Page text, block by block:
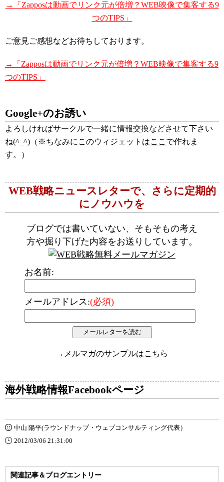
→「Zapposは動画でリンク元が倍増？WEB映像で集客する9
つのTIPS」
ご意見ご感想などお待ちしております。
→「Zapposは動画でリンク元が倍増？WEB映像で集客する9
つのTIPS」
Google+のお誘い
よろしければサークルで一緒に情報交換などさせて下さい
ね(^_^)（※ちなみにこのウィジェットはここ で作れま
す。）
WEB戦略ニュースレターで、さらに定期的
にノウハウを
ブログでは書いていない、そもそもの考え
方や掘り下げた内容をお送りしています。
お名前:
メールアドレス:(必須)
→メルマガのサンプルはこちら
海外戦略情報Facebookページ
中山 陽平(ラウンドナップ・ウェブコンサルティング代表）
2012/03/06 21:31:00
関連記事＆ブログエントリー